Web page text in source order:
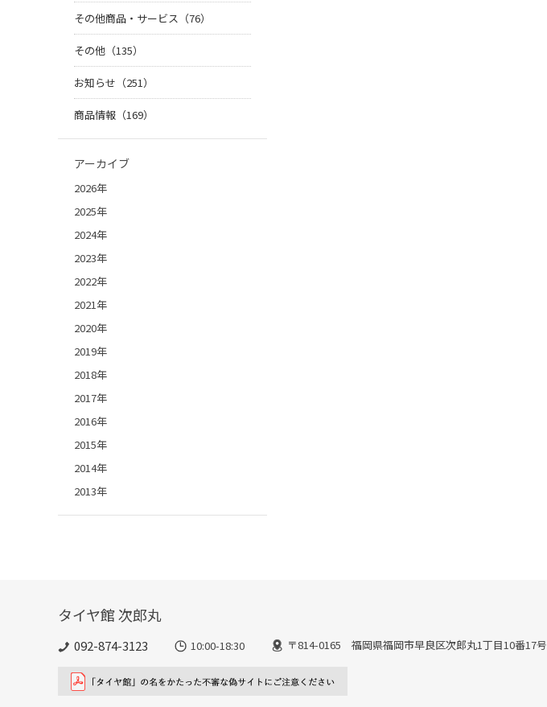
その他商品・サービス（76）
その他（135）
お知らせ（251）
商品情報（169）
アーカイブ
2026年
2025年
2024年
2023年
2022年
2021年
2020年
2019年
2018年
2017年
2016年
2015年
2014年
2013年
タイヤ館 次郎丸
092-874-3123 10:00-18:30 〒814-0165 福岡県福岡市早良区次郎丸1丁目10番17号